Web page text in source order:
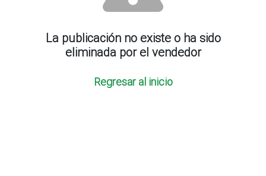
La publicación no existe o ha sido
eliminada por el vendedor
Regresar al inicio